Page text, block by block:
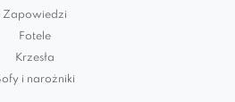
Zapowiedzi
Fotele
Krzesła
i narożniki